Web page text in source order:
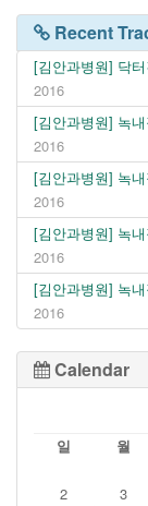
Recent
[김안과병원] 닥
2016
[김안과병원] 녹
2016
[김안과병원] 녹
2016
[김안과병원] 녹
2016
[김안과병원] 녹
2016
Calendar
일 월
2
3